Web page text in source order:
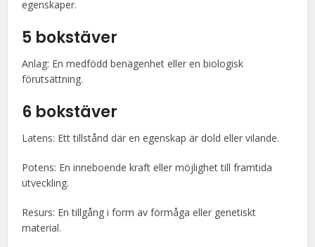
egenskaper.
5 bokstäver
Anlag: En medfödd benägenhet eller en biologisk
förutsättning.
6 bokstäver
Latens: Ett tillstånd där en egenskap är dold eller vilande.
Potens: En inneboende kraft eller möjlighet till framtida
utveckling.
Resurs: En tillgång i form av förmåga eller genetiskt
material.